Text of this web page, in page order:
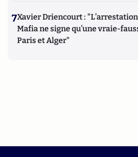
7Xavier Driencourt :
Mafia ne signe qu’une vraie-
Paris et Alger"